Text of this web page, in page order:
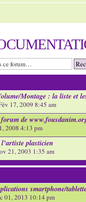
Montage : la liste et
17, 2009 8:45 am
de
2008 4:13 pm
plasticien
21, 2003 1:35 am
smartphone/
01, 2013 10:14 pm